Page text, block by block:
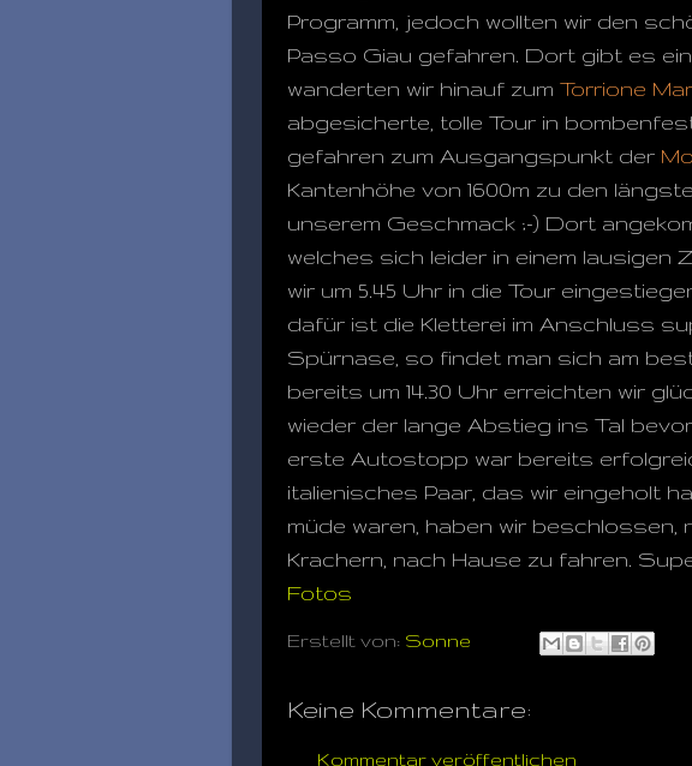
Programm, jedoch wollten wir den
Passo Giau gefahren. Dort gibt es
wanderten wir hinauf zum Torrione
abgesicherte, tolle Tour in
gefahren zum Ausgangspunkt der
Kantenhöhe von 1600m zu den
unserem Geschmack ;-) Dort
welches sich leider in einem
wir um 5.45 Uhr in die Tour
dafür ist die Kletterei im Anschluss
Spürnase, so findet man sich am
bereits um 14.30 Uhr erreichten wir
wieder der lange Abstieg ins Tal
erste Autostopp war bereits
italienisches Paar, das wir eingeholt
müde waren, haben wir
Krachern, nach Hause zu fahren.
Fotos
Erstellt von: Sonne
Keine Kommentare:
Kommentar veröffentlichen